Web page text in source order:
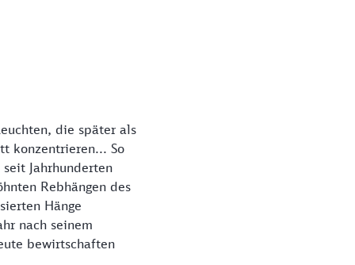
die später als
konzentrieren... So
Jahrhunderten
Rebhängen des
Hänge
nach seinem
bewirtschaften